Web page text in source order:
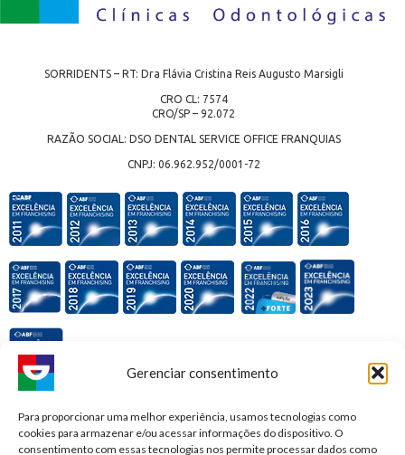
Gerenciar consentimento
Para proporcionar uma melhor experiência, usamos tecnologias como
cookies para armazenar e/ou acessar informações do dispositivo. O
consentimento com essas tecnologias nos permite processar dados como
SORRIDENTS – RT: Dra Flávia Cristina Reis Augusto Marsigli
CRO CL: 7574
CRO/SP – 92.072
RAZÃO SOCIAL: DSO DENTAL SERVICE OFFICE FRANQUIAS
CNPJ: 06.962.952/0001-72
Premiações e honrarias: